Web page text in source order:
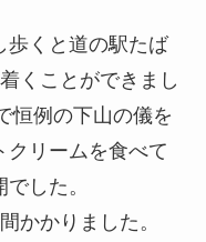
歩くと道の駅たば
くことができまし
恒例の下山の儀を
クリームを食べて
した。
かかりました。